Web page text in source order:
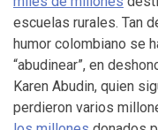
escuelas rurales. Tan
humor colombiano se
“abudinear”, en
Karen Abudin, quien
perdieron varios